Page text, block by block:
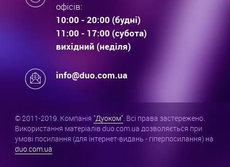
офісів:
10:00 - 20:00 (будні)
11:00 - 17:00 (субота)
вихідний (неділя)
info@duo.com.ua
© 2011-2019. Компанія "Дуоком". Всі права застережено.
Використання матеріалів duo.com.ua дозволяється при
умові посилання (для інтернет-видань - гіперпосилання) на
duo.com.ua